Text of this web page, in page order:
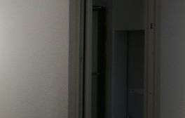
Skip to main content